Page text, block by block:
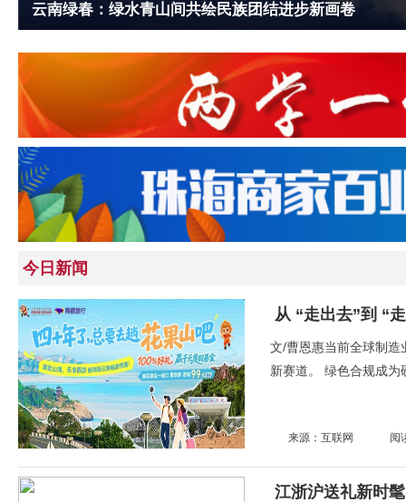
加快培育新型交通产业新质生产力——湖南建投交通设
今日新闻
文/曹恩惠当前全球制造
新赛道。 绿色合规成为
来源：互联网 阅
江浙沪送礼新时